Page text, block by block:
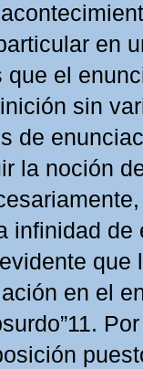
en
que el
sin
de
la noción
infinidad de
que
en el